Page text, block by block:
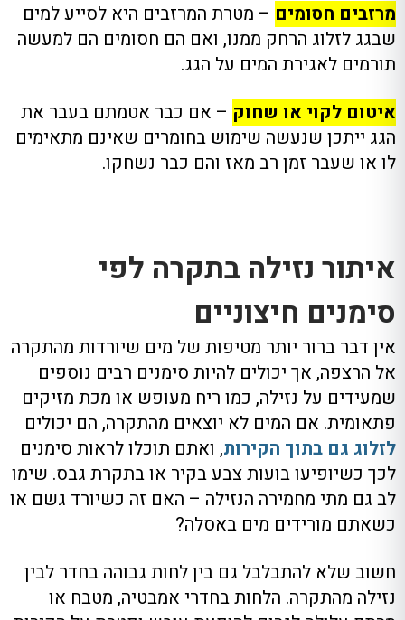
מרזבים חסומים – מטרת המרזבים היא לסייע למים
שבגג לזלוג הרחק ממנו, ואם הם חסומים הם למעשה
תורמים לאגירת המים על הגג.
איטום לקוי או שחוק – אם כבר אטמתם בעבר את
הגג ייתכן שנעשה שימוש בחומרים שאינם מתאימים
לו או שעבר זמן רב מאז והם כבר נשחקו.
איתור נזילה בתקרה לפי
סימנים חיצוניים
אין דבר ברור יותר מטיפות של מים שיורדות מהתקרה
אל הרצפה, אך יכולים להיות סימנים רבים נוספים
שמעידים על נזילה, כמו ריח מעופש או מכת מזיקים
פתאומית. אם המים לא יוצאים מהתקרה, הם יכולים
לזלוג גם בתוך הקירות, ואתם תוכלו לראות סימנים
לכך כשיופיעו בועות צבע בקיר או בתקרת גבס. שימו
לב גם מתי מחמירה הנזילה – האם זה כשיורד גשם או
כשאתם מורידים מים באסלה?
חשוב שלא להתבלבל גם בין לחות גבוהה בחדר לבין
נזילה מהתקרה. הלחות בחדרי אמבטיה, מטבח או